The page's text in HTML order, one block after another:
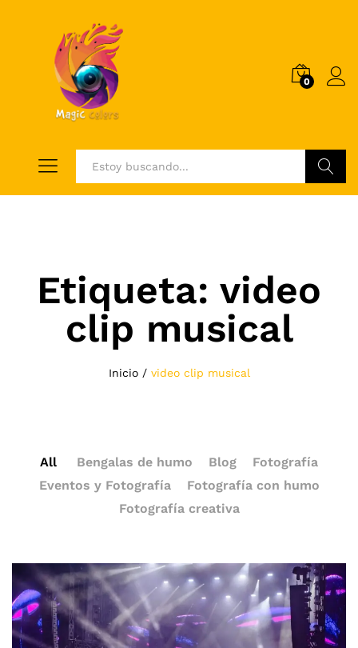
0
Etiqueta: video
clip musical
Inicio / video clip musical
All Bengalas de humo Blog
Fotografía
Eventos y Fotografía
Fotografía con humo
Fotografía creativa